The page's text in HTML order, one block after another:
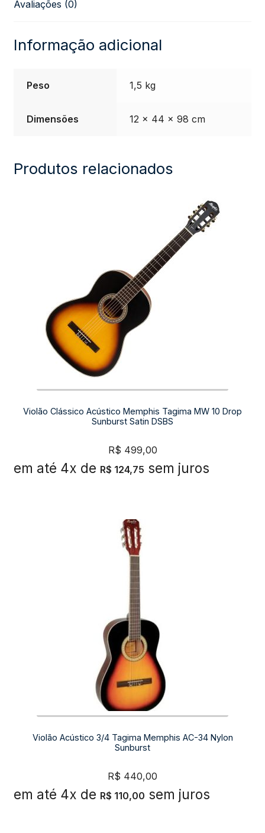
AC-
34
quantidade
Avaliações (0)
Informação adicional
Peso 1,5 kg
Dimensões 12 × 44 × 98 cm
Produtos relacionados
Violão Clássico Acústico Memphis Tagima MW 10 Drop
Sunburst Satin DSBS
R$ 499,00
em até 4x de R$ 124,75 sem juros
Violão Acústico 3/4 Tagima Memphis AC-34 Nylon
Sunburst
R$ 440,00
em até 4x de R$ 110,00 sem juros